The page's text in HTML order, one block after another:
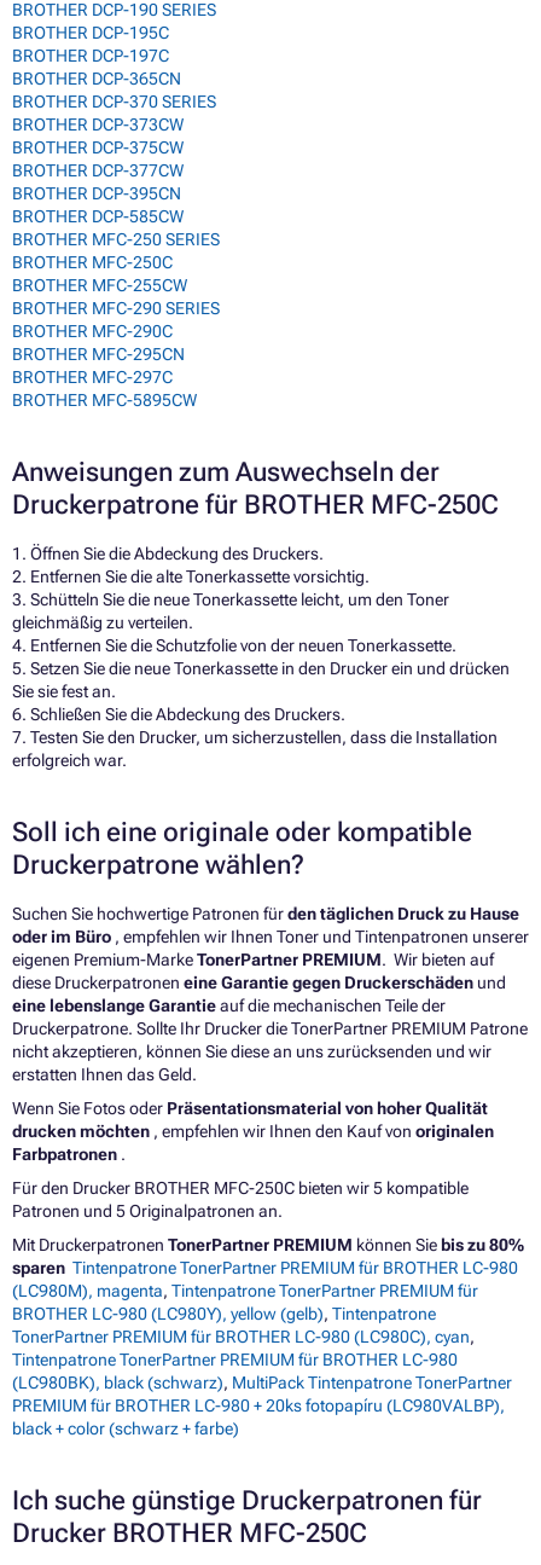
BROTHER DCP-190 SERIES
BROTHER DCP-195C
BROTHER DCP-197C
BROTHER DCP-365CN
BROTHER DCP-370 SERIES
BROTHER DCP-373CW
BROTHER DCP-375CW
BROTHER DCP-377CW
BROTHER DCP-395CN
BROTHER DCP-585CW
BROTHER MFC-250 SERIES
BROTHER MFC-250C
BROTHER MFC-255CW
BROTHER MFC-290 SERIES
BROTHER MFC-290C
BROTHER MFC-295CN
BROTHER MFC-297C
BROTHER MFC-5895CW
Anweisungen zum Auswechseln der
Druckerpatrone für BROTHER MFC-250C
1. Öffnen Sie die Abdeckung des Druckers.
2. Entfernen Sie die alte Tonerkassette vorsichtig.
3. Schütteln Sie die neue Tonerkassette leicht, um den Toner
gleichmäßig zu verteilen.
4. Entfernen Sie die Schutzfolie von der neuen Tonerkassette.
5. Setzen Sie die neue Tonerkassette in den Drucker ein und drücken
Sie sie fest an.
6. Schließen Sie die Abdeckung des Druckers.
7. Testen Sie den Drucker, um sicherzustellen, dass die Installation
erfolgreich war.
Soll ich eine originale oder kompatible
Druckerpatrone wählen?
Suchen Sie hochwertige Patronen fürden täglichen Druck zu Hause
oder im Büro , empfehlen wir Ihnen Toner und Tintenpatronen unserer
eigenen Premium-MarkeTonerPartner PREMIUM. Wir bieten auf
diese Druckerpatronen eine Garantie gegen Druckerschäden und
eine lebenslange Garantieauf die mechanischen Teile der
Druckerpatrone. Sollte Ihr Drucker die TonerPartner PREMIUM Patrone
nicht akzeptieren, können Sie diese an uns zurücksenden und wir
erstatten Ihnen das Geld.
Wenn Sie Fotos oder Präsentationsmaterial von hoher Qualität
drucken möchten , empfehlen wir Ihnen den Kauf von originalen
Farbpatronen .
Für den Drucker BROTHER MFC-250C bieten wir 5 kompatible
Patronen und 5 Originalpatronen an.
Mit Druckerpatronen TonerPartner PREMIUM können Sie bis zu 80%
sparen Tintenpatrone TonerPartner PREMIUM für BROTHER LC-980
(LC980M), magenta, Tintenpatrone TonerPartner PREMIUM für
BROTHER LC-980 (LC980Y), yellow (gelb), Tintenpatrone
TonerPartner PREMIUM für BROTHER LC-980 (LC980C), cyan,
Tintenpatrone TonerPartner PREMIUM für BROTHER LC-980
(LC980BK), black (schwarz), MultiPack Tintenpatrone TonerPartner
PREMIUM für BROTHER LC-980 + 20ks fotopapíru (LC980VALBP),
black + color (schwarz + farbe)
Ich suche günstige Druckerpatronen für
Drucker BROTHER MFC-250C